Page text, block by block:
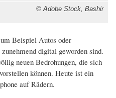
© Adobe Stock, Bashir
Beispiel Autos oder
digital geworden sind.
neuen Bedrohungen, die sich
können. Heute ist ein
auf Rädern.